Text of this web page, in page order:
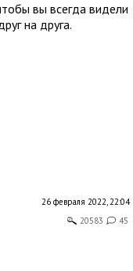
вы всегда видели
на друга.
26 февраля 2022, 22:04
20583
45